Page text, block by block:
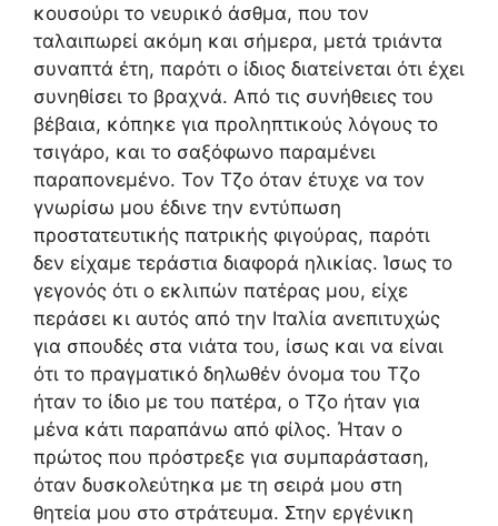
κουσούρι το νευρικό άσθμα, που τον
ταλαιπωρεί ακόμη και σήμερα, μετά τριάντα
συναπτά έτη, παρότι ο ίδιος διατείνεται ότι έχει
συνηθίσει το βραχνά. Από τις συνήθειες του
βέβαια, κόπηκε για προληπτικούς λόγους το
τσιγάρο, και το σαξόφωνο παραμένει
παραπονεμένο. Τον Τζο όταν έτυχε να τον
γνωρίσω μου έδινε την εντύπωση
προστατευτικής πατρικής φιγούρας, παρότι
δεν είχαμε τεράστια διαφορά ηλικίας. Ίσως το
γεγονός ότι ο εκλιπών πατέρας μου, είχε
περάσει κι αυτός από την Ιταλία ανεπιτυχώς
για σπουδές στα νιάτα του, ίσως και να είναι
ότι το πραγματικό δηλωθέν όνομα του Τζο
ήταν το ίδιο με του πατέρα, ο Τζο ήταν για
μένα κάτι παραπάνω από φίλος. Ήταν ο
πρώτος που πρόστρεξε για συμπαράσταση,
όταν δυσκολεύτηκα με τη σειρά μου στη
θητεία μου στο στράτευμα. Στην εργένικη